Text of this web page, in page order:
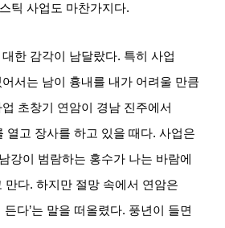
틱 사업도 마찬가지다.
한 감각이 남달랐다. 특히 사업
서는 남이 흉내를 내가 어려울 만큼
업 초창기 연암이 경남 진주에서
열고 장사를 하고 있을 때다.사업은
강이 범람하는 홍수가 나는 바람에
만다.하지만 절망 속에서 연암은
든다’는 말을 떠올렸다. 풍년이 들면